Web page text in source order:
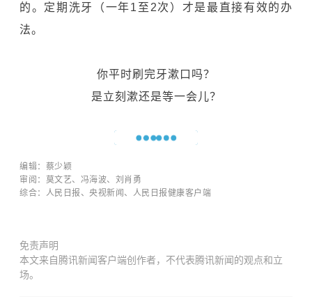
的。定期洗牙（一年1至2次）才是最直接有效的办
法。
你平时刷完牙漱口吗？
是立刻漱还是等一会儿？
编辑：蔡少颖
审阅：莫文艺、冯海波、刘肖勇
综合：人民日报、央视新闻、人民日报健康客户端
免责声明
本文来自腾讯新闻客户端创作者，不代表腾讯新闻的观点和立
场。